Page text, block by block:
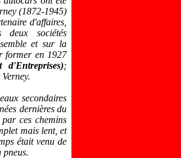
(1872-1945)
d'affaires,
deux sociétés
et sur la
former en 1927
;
secondaires
dernières du
ces chemins
mais lent, et
était venu de
pneus.